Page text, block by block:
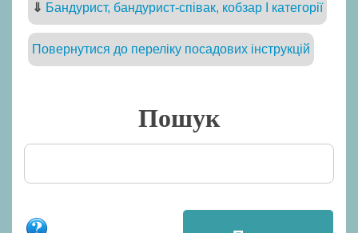
⇓ Бандурист, бандурист-співак, кобзар I категорії
Повернутися до переліку посадових інструкцій
Пошук